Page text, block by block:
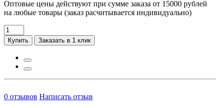
Оптовые цены действуют при сумме заказа от 15000 рублей
на любые товары (заказ расчитывается индивидуально)
Купить Заказать в 1 клик
0 отзывов Написать отзыв